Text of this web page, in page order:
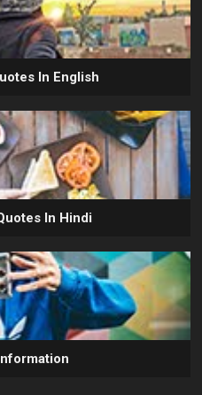
In English
In Hindi